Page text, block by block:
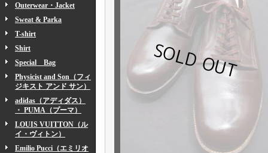
Outerwear・Jacket
Sweat & Parka
T-shirt
Shirt
Special Bag
Physicist and Son（フィ
ジキスト アンド サン）
adidas（アディダス）
・ PUMA（プーマ）
LOUIS VUITTON（ル
イ・ヴィトン）
Emilio Pucci（エミリオ